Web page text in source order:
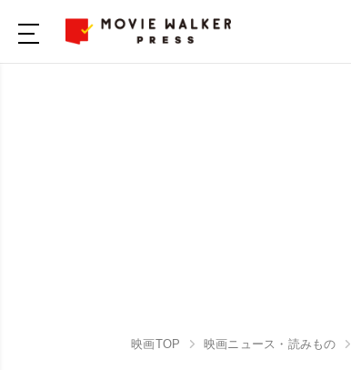
映画TOP 映画ニュース・読みもの